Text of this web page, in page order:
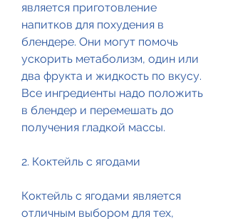
является приготовление
напитков для похудения в
блендере. Они могут помочь
ускорить метаболизм, один или
два фрукта и жидкость по вкусу.
Все ингредиенты надо положить
в блендер и перемешать до
получения гладкой массы.
2. Коктейль с ягодами
Коктейль с ягодами является
отличным выбором для тех,